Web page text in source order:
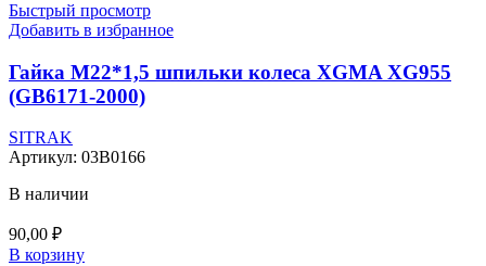
Быстрый просмотр
Добавить в избранное
Гайка M22*1,5 шпильки колеса XGMA XG955
(GB6171-2000)
SITRAK
Артикул: 03B0166
В наличии
90,00 ₽
В корзину